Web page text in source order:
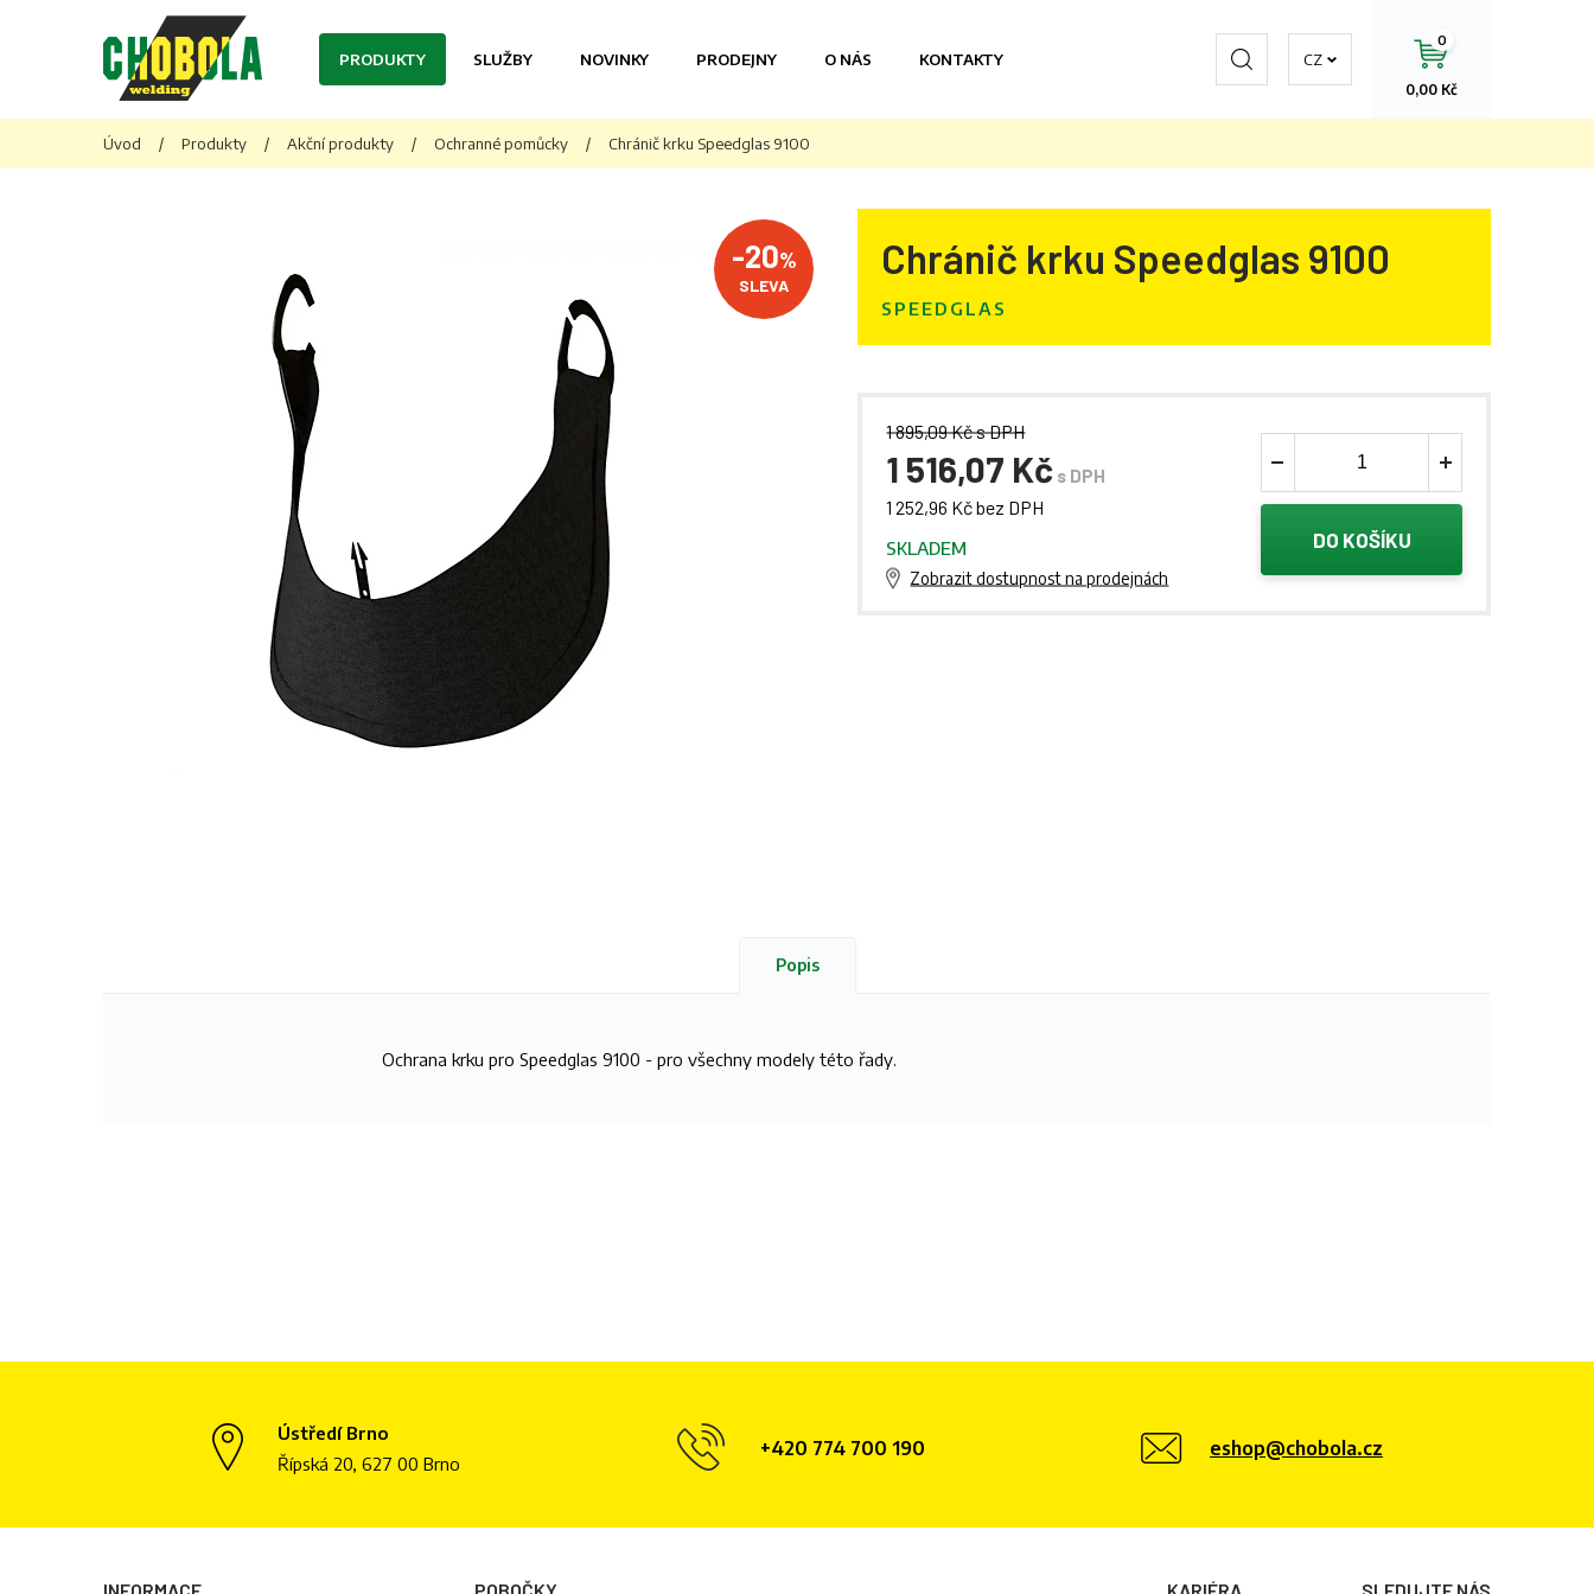
PRODUKTY SLUŽBY NOVINKY PRODEJNY O NÁS KONTAKTY
0,00 Kč
0
CZHledat
Úvod / Produkty / Akční produkty / Ochranné pomůcky / Chránič krku Speedglas 9100
Chránič krku Speedglas 9100
SPEEDGLAS
-20%
SLEVA
1 895,09 Kč s DPH
1 516,07 Kč s DPH
1 252,96 Kč bez DPH
SKLADEM
Zobrazit dostupnost na prodejnách
DO KOŠÍKU
Popis
Ochrana krku pro Speedglas 9100 - pro všechny modely této řady.
Ústředí Brno
Řípská 20, 627 00 Brno
+420 774 700 190 eshop@chobola.cz